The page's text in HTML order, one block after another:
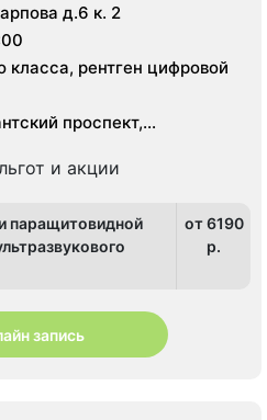
д.6 к. 2
класса, рентген цифровой
проспект,
и акции
паращитовидной
от 6190
p.
запись